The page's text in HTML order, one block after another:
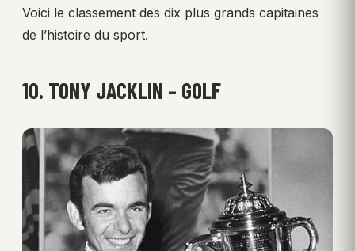
Voici le classement des dix plus grands capitaines
de l’histoire du sport.
10. TONY JACKLIN – GOLF